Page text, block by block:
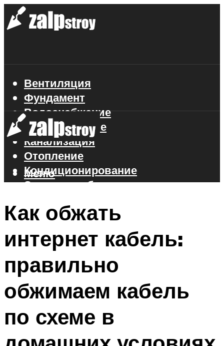
Вентиляция
Фундамент
Водоснабжение
Газоснабжение
Канализация
Отопление
Кондиционирование
Электроснабжение
Меню
Меню
Как обжать
интернет кабель:
правильно
обжимаем кабель
по схеме в